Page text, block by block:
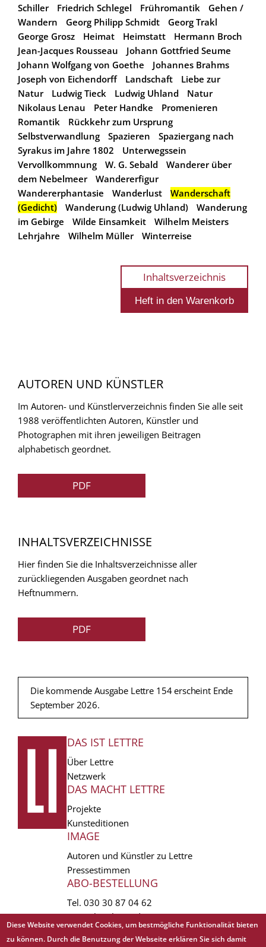
Schiller
Friedrich Schlegel Frühromantik
Gehen /
Wandern
Georg Philipp Schmidt
Georg Trakl
George Grosz
Heimat Heimstatt
Hermann Broch
Jean-Jacques Rousseau
Johann Gottfried Seume
Johann Wolfgang von Goethe
Johannes Brahms
Joseph von Eichendorff
Landschaft
Liebe zur
Natur
Ludwig Tieck Ludwig Uhland
Natur
Nikolaus Lenau
Peter Handke
Promenieren
Romantik
Rückkehr zum Ursprung
Selbstverwandlung
Spazieren
Spaziergang nach
Syrakus im Jahre 1802
Unterwegssein
Vervollkommnung
W. G. Sebald
Wanderer über
dem Nebelmeer
Wandererfigur
Wandererphantasie
Wanderlust
Wanderschaft
(Gedicht)
Wanderung (Ludwig Uhland)
Wanderung
im Gebirge
Wilde Einsamkeit
Wilhelm Meisters
Lehrjahre
Wilhelm Müller Winterreise
Inhaltsverzeichnis
AUTOREN UND KÜNSTLER
Im Autoren- und Künstlerverzeichnis finden Sie alle seit
1988 veröffentlichten Autoren, Künstler und
Photographen mit ihren jeweiligen Beitragen
alphabetisch geordnet.
PDF
INHALTSVERZEICHNISSE
Hier finden Sie die Inhaltsverzeichnisse aller
zurückliegenden Ausgaben geordnet nach
Heftnummern.
PDF
Die kommende Ausgabe Lettre 154 erscheint Ende
September 2026.
FUSSZEILE
DAS IST LETTRE
Über Lettre
Netzwerk
DAS MACHT LETTRE
Projekte
Kunsteditionen
IMAGE
Autoren und Künstler zu Lettre
Pressestimmen
ABO-BESTELLUNG
Tel. 030 30 87 04 62
vertrieb(at)lettre.de
Diese Website verwendet Cookies, um bestmögliche Funktionalität bieten
zu können. Durch die Benutzung der Webseite erklären Sie sich damit